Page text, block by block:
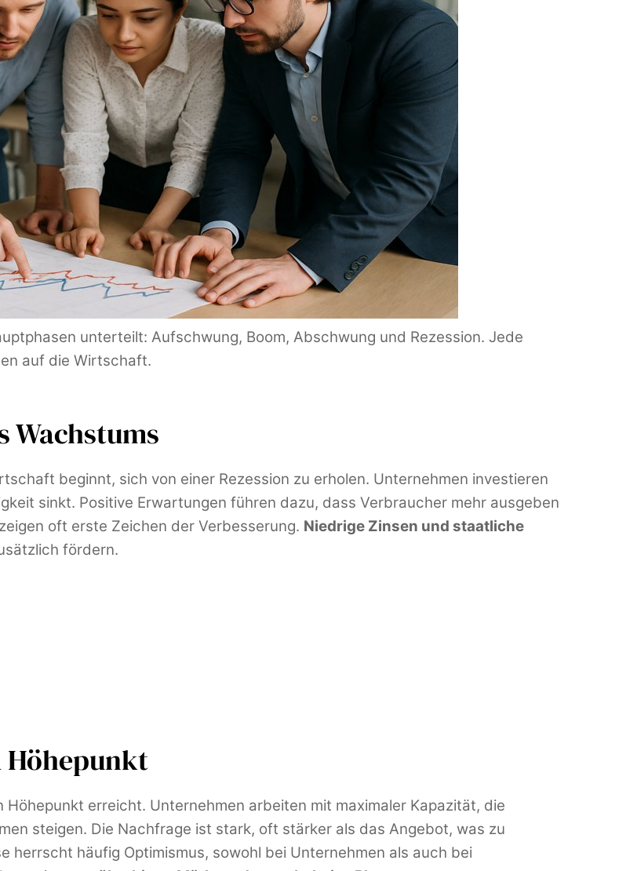
unterteilt: Aufschwung, Boom, Abschwung und Rezession. Jede
auf die Wirtschaft.
Wachstums
beginnt, sich von einer Rezession zu erholen. Unternehmen investieren
sinkt. Positive Erwartungen führen dazu, dass Verbraucher mehr ausgeben
oft erste Zeichen der Verbesserung. Niedrige Zinsen und staatliche
fördern.
erreicht. Unternehmen arbeiten mit maximaler Kapazität, die
steigen. Die Nachfrage ist stark, oft stärker als das Angebot, was zu
herrscht häufig Optimismus, sowohl bei Unternehmen als auch bei